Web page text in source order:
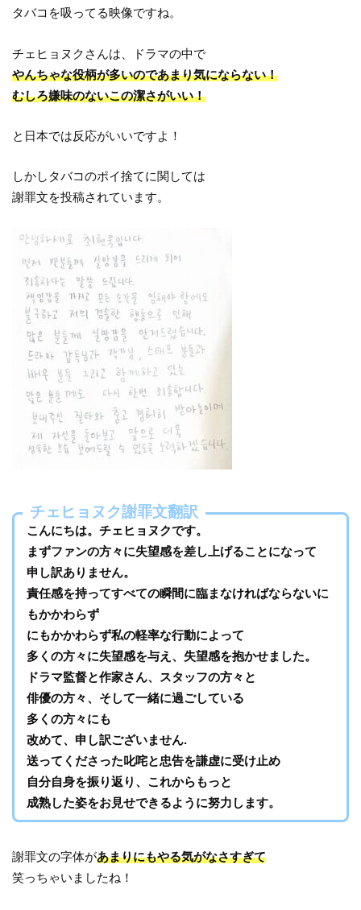
タバコを吸ってる映像ですね。
チェヒョヌクさんは、ドラマの中で
やんちゃな役柄が多いのであまり気にならない！
むしろ嫌味のないこの潔さがいい！
と日本では反応がいいですよ！
しかしタバコのポイ捨てに関しては
謝罪文を投稿されています。
チェヒョヌク謝罪文翻訳
こんにちは。チェヒョヌクです。
まずファンの方々に失望感を差し上げることになって
申し訳ありません。
責任感を持ってすべての瞬間に臨まなければならないに
もかかわらず
にもかかわらず私の軽率な行動によって
多くの方々に失望感を与え、失望感を抱かせました。
ドラマ監督と作家さん、スタッフの方々と
俳優の方々、そして一緒に過ごしている
多くの方々にも
改めて、申し訳ございません.
送ってくださった叱咤と忠告を謙虚に受け止め
自分自身を振り返り、これからもっと
成熟した姿をお見せできるように努力します。
謝罪文の字体があまりにもやる気がなさすぎて
笑っちゃいましたね！